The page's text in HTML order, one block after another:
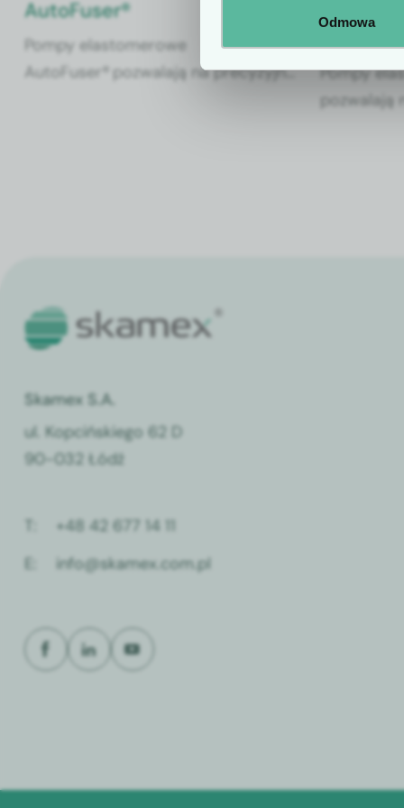
Odmowa
AutoFuser®
Pompy elastomerowe
AutoFuser® pozwalają na precyzyjne
Pompy
Skamex S.A.
ul. Kopcińskiego 62 D
90-032 Łódź
T:
+48 42 677 14 11
E:
info@skamex.com.pl